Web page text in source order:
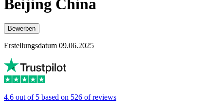
Beijing China
Bewerben
Erstellungsdatum 09.06.2025
4.6 out of 5 based on 526 of reviews